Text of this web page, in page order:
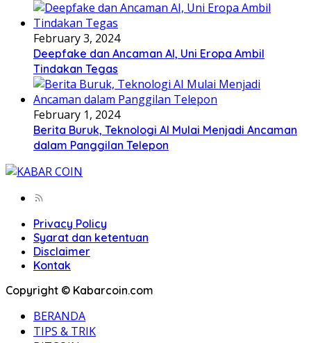
February 3, 2024
Deepfake dan Ancaman AI, Uni Eropa Ambil
Tindakan Tegas
February 1, 2024
Berita Buruk, Teknologi AI Mulai Menjadi Ancaman
dalam Panggilan Telepon
Privacy Policy
Syarat dan ketentuan
Disclaimer
Kontak
Copyright © Kabarcoin.com
BERANDA
TIPS & TRIK